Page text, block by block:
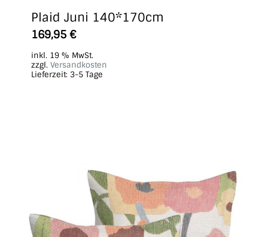
Plaid Juni 140*170cm
169,95 €
inkl. 19 % MwSt.
zzgl. Versandkosten
Lieferzeit: 3-5 Tage